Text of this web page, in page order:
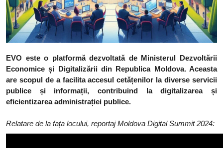
EVO este o platformă dezvoltată de Ministerul Dezvoltării
Economice și Digitalizării din Republica Moldova. Aceasta
are scopul de a facilita accesul cetățenilor la diverse servicii
publice și informații, contribuind la digitalizarea și
eficientizarea administrației publice.
Relatare de la fața locului, reportaj Moldova Digital Summit 2024: